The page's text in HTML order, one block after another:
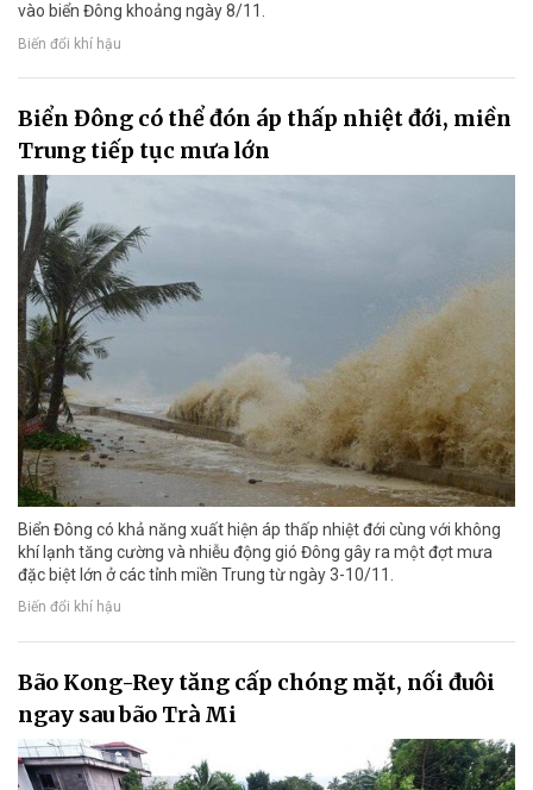
vào biển Đông khoảng ngày 8/11.
Biến đổi khí hậu
Biển Đông có thể đón áp thấp nhiệt đới, miền
Trung tiếp tục mưa lớn
Biển Đông có khả năng xuất hiện áp thấp nhiệt đới cùng với không
khí lạnh tăng cường và nhiễu động gió Đông gây ra một đợt mưa
đặc biệt lớn ở các tỉnh miền Trung từ ngày 3-10/11.
Biến đổi khí hậu
Bão Kong-Rey tăng cấp chóng mặt, nối đuôi
ngay sau bão Trà Mi